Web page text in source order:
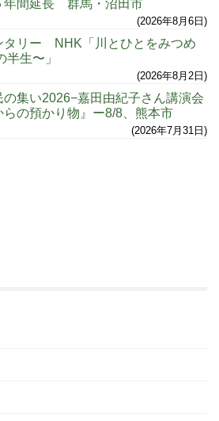
年間延長 群馬・沼田市
2026年8月6日
タリー NHK「川とひとをみつめ
生〜」
2026年8月2日
集い2026−嘉田由紀子さん講演会
らの預かり物』ー8/8、熊本市
2026年7月31日